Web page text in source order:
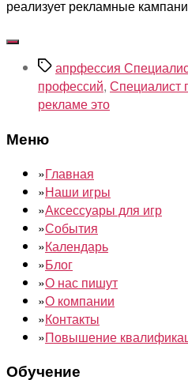
реализует рекламные
Меткиапрфессия
профессий, Специалист
рекламе это
Меню
»Главная
»Наши игры
»Аксессуары для игр
»События
»Календарь
»Блог
»О нас пишут
»О компании
»Контакты
»Повышение
Обучение